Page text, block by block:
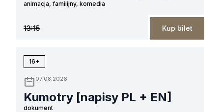
animacja, familijny, komedia
13:15 Kup bilet
16+
07.08.2026
Kumotry [napisy PL + EN]
dokument